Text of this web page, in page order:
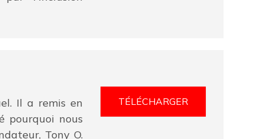
Il a remis en
pourquoi nous
Tony O.
TÉLÉCHARGER